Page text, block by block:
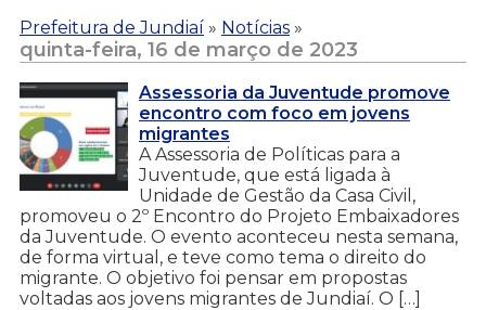
Prefeitura de Jundiaí » Notícias »
quinta-feira, 16 de março de 2023
Assessoria da Juventude promove
encontro com foco em jovens
migrantes
A Assessoria de Políticas para a
Juventude, que está ligada à
Unidade de Gestão da Casa Civil,
promoveu o 2º Encontro do Projeto Embaixadores
da Juventude. O evento aconteceu nesta semana,
de forma virtual, e teve como tema o direito do
migrante. O objetivo foi pensar em propostas
voltadas aos jovens migrantes de Jundiaí. O […]